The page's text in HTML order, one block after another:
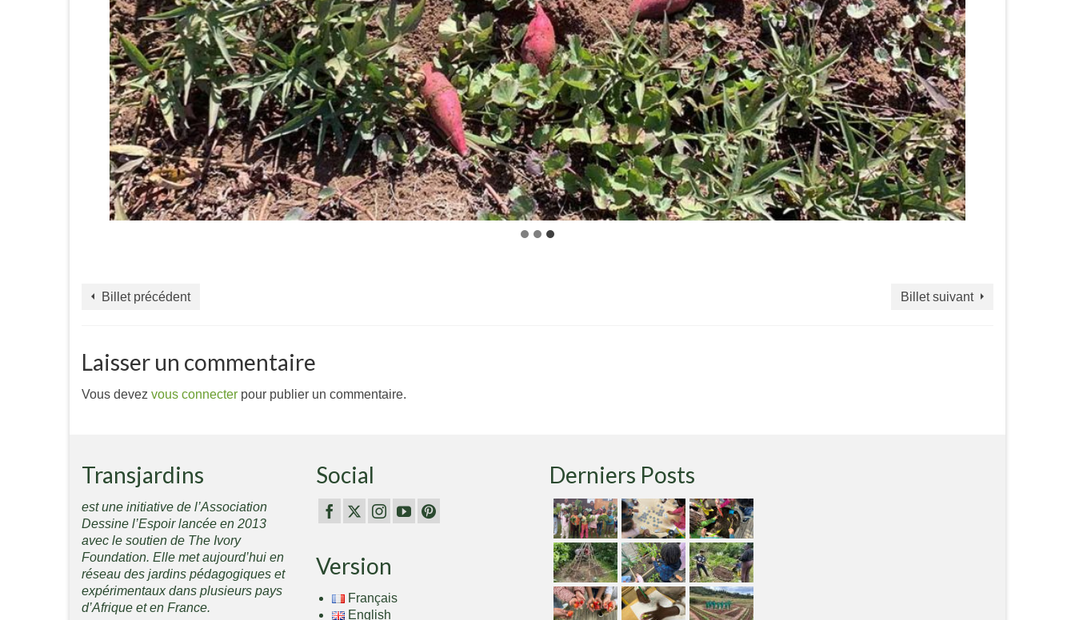
Billet précédent Billet suivant
Laisser un commentaire
Vous devez vous connecter pour publier un commentaire.
Transjardins
est une initiative de l’Association
Dessine l’Espoir lancée en 2013
avec le soutien de The Ivory
Foundation. Elle met aujourd’hui en
réseau des jardins pédagogiques et
expérimentaux dans plusieurs pays
d’Afrique et en France.
Social
Version
Français
English
Derniers Posts